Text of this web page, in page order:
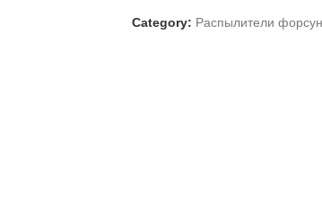
Category: Распылители